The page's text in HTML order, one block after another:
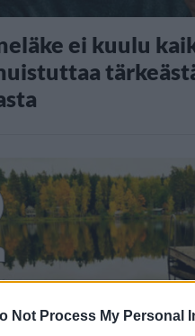
Not Process My Personal
ei kuulu